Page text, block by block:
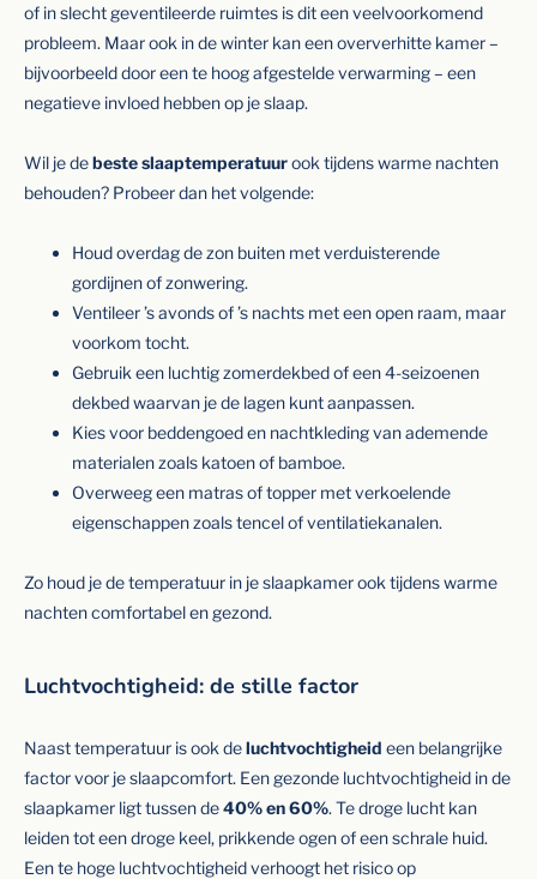
of in slecht geventileerde ruimtes is dit een veelvoorkomend
probleem. Maar ook in de winter kan een oververhitte kamer –
bijvoorbeeld door een te hoog afgestelde verwarming – een
negatieve invloed hebben op je slaap.
Wil je debeste slaaptemperatuurook tijdens warme nachten
behouden? Probeer dan het volgende:
Houd overdag de zon buiten met verduisterende
gordijnen of zonwering.
Ventileer ’s avonds of ’s nachts met een open raam, maar
voorkom tocht.
Gebruik een luchtig zomerdekbed of een 4-seizoenen
dekbed waarvan je de lagen kunt aanpassen.
Kies voor beddengoed en nachtkleding van ademende
materialen zoals katoen of bamboe.
Overweeg een matras of topper met verkoelende
eigenschappen zoals tencel of ventilatiekanalen.
Zo houd je de temperatuur in je slaapkamer ook tijdens warme
nachten comfortabel en gezond.
Luchtvochtigheid: de stille factor
Naast temperatuur is ook deluchtvochtigheid een belangrijke
factor voor je slaapcomfort. Een gezonde luchtvochtigheid in de
slaapkamer ligt tussen de40% en 60%. Te droge lucht kan
leiden tot een droge keel, prikkende ogen of een schrale huid.
Een te hoge luchtvochtigheid verhoogt het risico op